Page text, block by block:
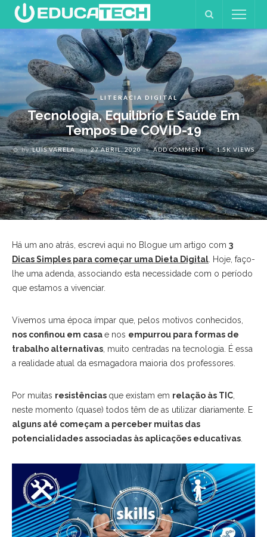
LITERACIA DIGITAL
Tecnologia, Equilíbrio E Saúde Em
Tempos De COVID-19
by LUÍS VARELA on 27 ABRIL, 2020 ADD COMMENT 1.5K VIEWS
Há um ano atrás, escrevi aqui no Blogue um artigo com 3
Dicas Simples para começar uma Dieta Digital . Hoje, faço-
lhe uma adenda, associando esta necessidade com o período
que estamos a vivenciar.
Vivemos uma época ímpar que, pelos motivos conhecidos,
nos confinou em casae nos empurrou para formas de
trabalho alternativas , muito centradas na tecnologia. É essa
a realidade atual da esmagadora maioria dos professores.
Por muitas resistências que existam em relação às TIC
neste momento (quase) todos têm de as utilizar diariamente. E
alguns até começam a perceber muitas das
potencialidades associadas às aplicações educativas